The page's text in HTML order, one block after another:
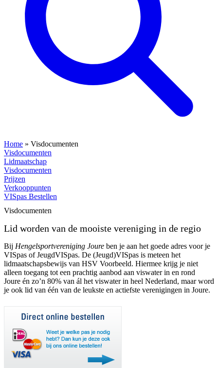
Home » Visdocumenten
Visdocumenten
Lidmaatschap
Visdocumenten
Prijzen
Verkooppunten
VISpas Bestellen
Visdocumenten
Lid worden van de mooiste vereniging in de regio
Bij Hengelsportvereniging Joure ben je aan het goede adres voor je
VISpas of JeugdVISpas. De (Jeugd)VISpas is meteen het
lidmaatschapsbewijs van HSV Voorbeeld. Hiermee krijg je niet
alleen toegang tot een prachtig aanbod aan viswater in en rond
Joure én zo’n 80% van ál het viswater in heel Nederland, maar word
je ook lid van één van de leukste en actiefste verenigingen in Joure.